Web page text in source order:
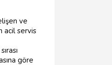
ve
acil servis
göre